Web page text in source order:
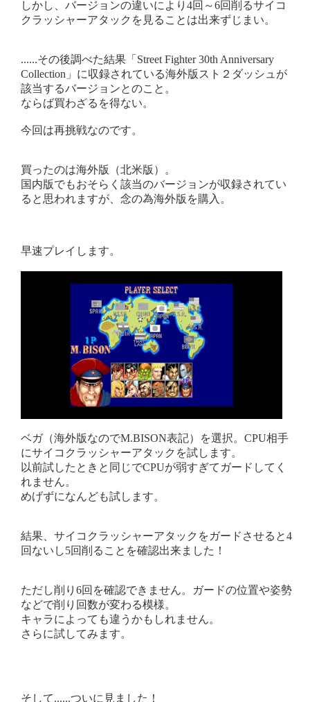
しかし、バージョンの違いにより4回～6回削るサイコ
クラッシャーアタックを見ることは出来ずじまい。
......その後調べた結果「Street Fighter 30th Anniversary
Collection」に収録されている海外版スト２ダッシュが
該当するバージョンとのこと。
ならば買わざるを得ない。
今回は再挑戦なのです。
買ったのは海外版（北米版）。
国内版でもおそらく該当のバージョンが収録されてい
ると思われますが、念の為海外版を購入。
早速プレイします。
ベガ（海外版なのでM.BISON表記）を選択。CPU相手
にサイコクラッシャーアタックを試します。
以前試したときと同じでCPUが弱すぎてガードしてく
れません。
めげずになんども試します。
結果、サイコクラッシャーアタックをガードさせると4
回ないし5回削ることを確認出来ました！
ただし削り6回を確認できません。ガードの位置や姿勢
などで削り回数が変わる模様。
キャラによっても違うかもしれません。
さらに試してみます。
そして......ついに見ました！